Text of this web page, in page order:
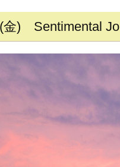
金) Sentimental